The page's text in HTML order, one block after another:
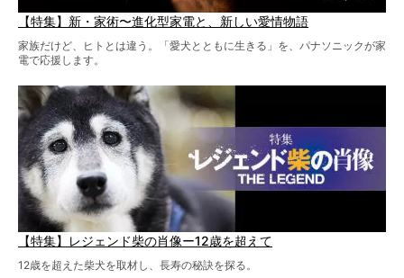
【特集】新・家術〜進化型家電と、新しい愛情物語
家族だけど、ヒトとは違う。「愛犬とともに生きる」を、パナソニックが家
電で応援します。
【特集】レジェンド柴の肖像ー12歳を超えて
12歳を超えた柴犬を取材し、長寿の秘訣を探る。